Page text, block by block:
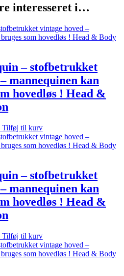
interesseret i…
– stofbetrukket
mannequinen kan
hovedløs ! Head &
Tilføj til kurv
– stofbetrukket
mannequinen kan
hovedløs ! Head &
Tilføj til kurv